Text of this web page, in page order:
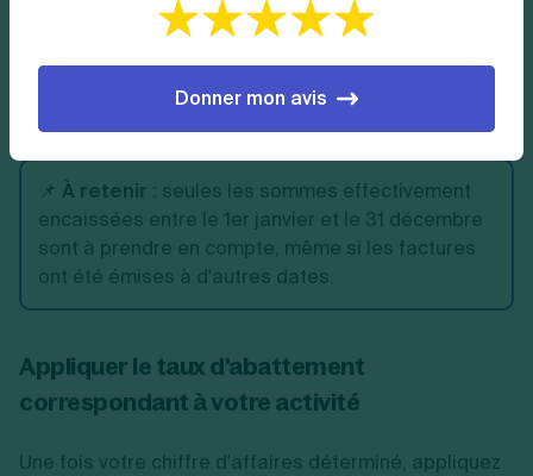
La première étape consiste à faire le total de toutes
montant constitue votre chiffre d'affaires annuel, sur
📌 À retenir : seules les sommes effectivement
encaissées entre le 1er janvier et le 31 décembre
sont à prendre en compte, même si les factures
ont été émises à d'autres dates.
Appliquer le taux d'abattement
correspondant à votre activité
Une fois votre chiffre d'affaires déterminé, appliquez
Donner mon avis